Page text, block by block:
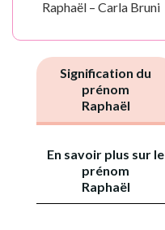
Raphaël – Carla Bruni
Signification du
prénom
Raphaël
En savoir plus sur le
prénom
Raphaël